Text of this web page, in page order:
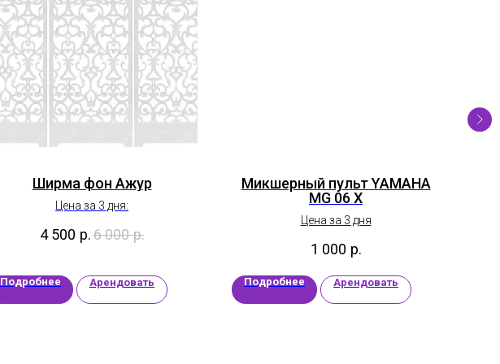
Ширма фон Ажур
Цена за 3 дня:
4 500 р.6 000 р.
Подробнее Арендовать
Микшерный пульт YAMAHA
MG 06 X
Цена за 3 дня
1 000 р.
Подробнее Арендовать